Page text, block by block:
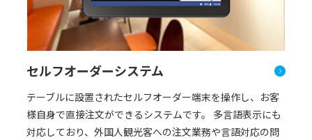
セルフオーダーシステム
テーブルに設置されたセルフオーダー端末を操作し、お客
様自身で直接注文ができるシステムです。 多言語表示にも
対応しており、外国人観光客への注文業務や言語対応の問